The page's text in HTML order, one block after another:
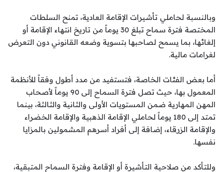
وبالنسبة لحاملي تأشيرات الإقامة العادية، تمنح السلطات
المختصة فترة سماح تبلغ 30 يوماً من تاريخ انتهاء الإقامة أو
إلغائها، بما يسمح لصاحبها بتسوية وضعه القانوني دون التعرض
لغرامات مالية.
أما بعض الفئات الخاصة، فتستفيد من مدد أطول وفقاً للأنظمة
المعمول بها، حيث تصل فترة السماح إلى 90 يوماً لأصحاب
المهن المهارية ضمن المستويات الأولى والثانية والثالثة، بينما
تمتد إلى 180 يوماً لحاملي الإقامة الذهبية والإقامة الخضراء
والإقامة الزرقاء، إضافة إلى أفراد أسرهم المشمولين بالمزايا
نفسها.
وللتأكد من صلاحية التأشيرة أو الإقامة وفترة السماح المتبقية،